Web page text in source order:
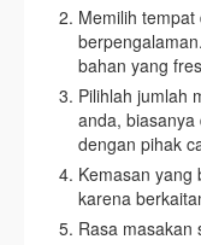
Memilih
bahan yang
Pilihlah jumlah
anda,
dengan pihak
Kemasan yang
karena
Rasa masakan